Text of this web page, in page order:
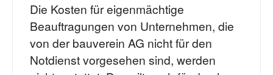
Die Kosten für eigenmächtige
Beauftragungen von Unternehmen, die
von der bauverein AG nicht für den
Notdienst vorgesehen sind, werden